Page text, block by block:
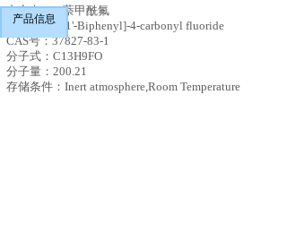
中文名：2-萘甲酰氟
英文名：[1,1'-Biphenyl]-4-carbonyl fluoride
CAS号：37827-83-1
分子式： C13H9FO
分子量： 200.21
存储条件： Inert atmosphere,Room Temperature
产品信息